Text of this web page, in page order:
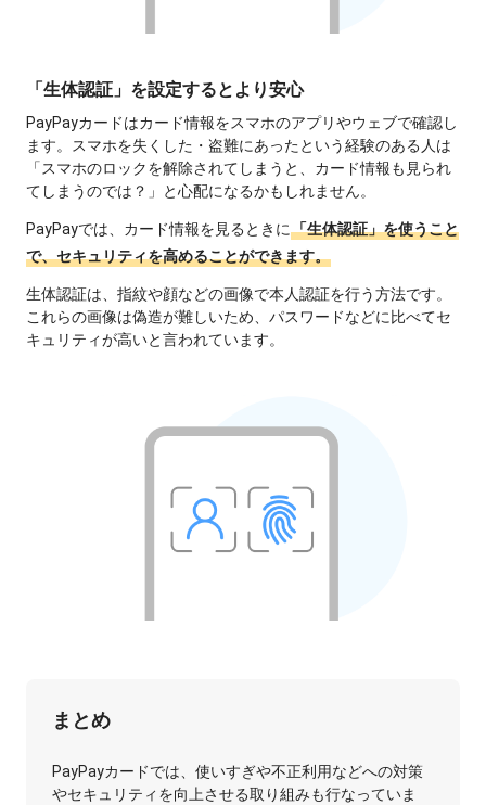
「生体認証」を設定するとより安心
PayPayカードはカード情報をスマホのアプリやウェブで確認し
ます。スマホを失くした・盗難にあったという経験のある人は
「スマホのロックを解除されてしまうと、カード情報も見られ
てしまうのでは？」と心配になるかもしれません。
PayPayでは、カード情報を見るときに「生体認証」を使うこと
で、セキュリティを高めることができます。
生体認証は、指紋や顔などの画像で本人認証を行う方法です。
これらの画像は偽造が難しいため、パスワードなどに比べてセ
キュリティが高いと言われています。
まとめ
PayPayカードでは、使いすぎや不正利用などへの対策
やセキュリティを向上させる取り組みも行なっていま